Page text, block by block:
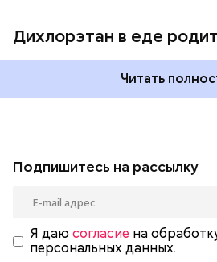
Дихлорэтан в еде
Читать
Подпишитесь на рассылку
Я даю согласие на
персональных данных.